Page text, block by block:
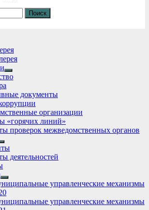
Show
sub
документы
организации
«горячих линий»
проверок межведомственных органов
Show
sub
menuдеятельностей
Show
sub
menu
управленческие механизмы
управленческие механизмы